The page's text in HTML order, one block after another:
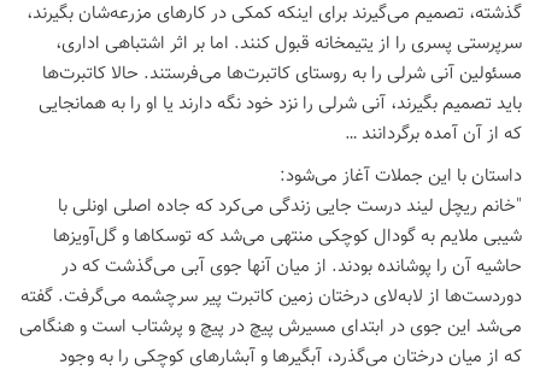
گذشته، تصمیم می‌گیرند برای اینکه کمکی در کارهای مزرعه‌شان بگیرند،
سرپرستی پسری را از یتیمخانه قبول کنند. اما بر اثر اشتباهی اداری،
مسئولین آنی شرلی را به روستای کاتبرت‌ها می‌فرستند. حالا کاتبرت‌ها
باید تصمیم بگیرند، آنی شرلی را نزد خود نگه دارند یا او را به همانجایی
که از آن آمده برگردانند …
داستان با این جملات آغاز می‌شود:
"خانم ریچل لیند درست جایی زندگی می‌کرد که جاده اصلی اونلی با
شیبی ملایم به گودال کوچکی منتهی می‌شد که توسکاها و گل‌آویزها
حاشیه آن را پوشانده بودند. از میان آنها جوی آبی می‌گذشت که در
دوردست‌ها از لابه‌لای درختان زمین کاتبرت پیر سرچشمه می‌گرفت. گفته
می‌شد این جوی در ابتدای مسیرش پیچ در پیچ و پرشتاب است و هنگامی
که از میان درختان می‌گذرد، آبگیرها و آبشارهای کوچکی را به وجود